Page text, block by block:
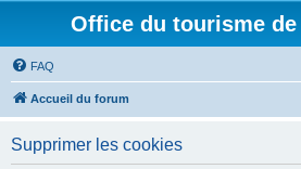
Office du tourisme
FAQ
Accueil du forum
Supprimer les cookies